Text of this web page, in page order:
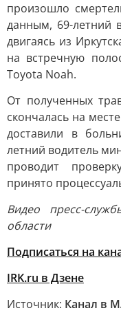
произошло
данным, 69-летний
двигаясь из
на встречную
Toyota Noah.
От полученных
скончалась на
доставили в
летний водитель
проводит
принято
Видео пресс-
области
Подписаться на
IRK.ru в Дзене
Источник: Канал в